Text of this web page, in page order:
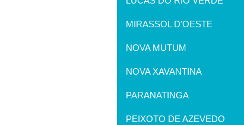
MIRASSOL D'OESTE
NOVA MUTUM
NOVA XAVANTINA
PARANATINGA
PEIXOTO DE AZEVEDO